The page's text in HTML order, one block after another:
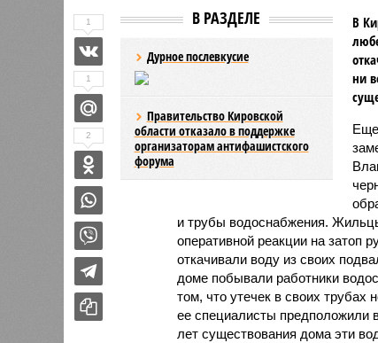
В РАЗДЕЛЕ
Дурное послевкусие
Правительство Кировской
области отказало в поддержке
организаторам антифашистского
форума
В
ни
и трубы водоснабжения.
оперативной реакции на затоп
откачивали воду из своих
доме побывали работники
том, что утечек в своих
ее специалисты предположили
лет существования дома эти
1
1
2